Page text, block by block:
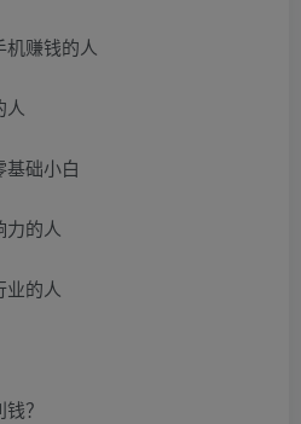
赚钱的人
基础小白
的人
的人
？